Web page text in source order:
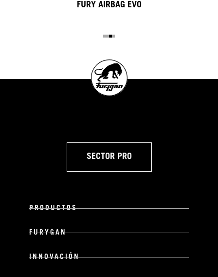
FURY AIRBAG EVO
SECTOR PRO
PRODUCTOS
FURYGAN
INNOVACIÓN